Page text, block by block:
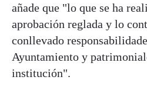
añade que "lo que se ha
aprobación reglada y lo
conllevado
Ayuntamiento y
institución".